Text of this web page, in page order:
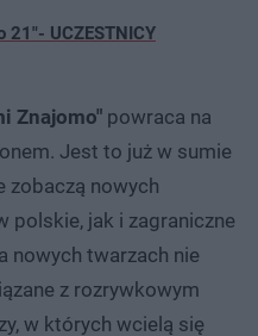
21"- UCZESTNICY
Znajomo" powraca na
Jest to już w sumie
zobaczą nowych
polskie, jak i zagraniczne
nowych twarzach nie
z rozrywkowym
w których wcielą się